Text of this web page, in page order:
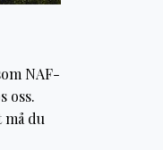
NAF-
oss.
du